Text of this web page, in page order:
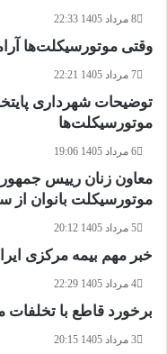
8 مرداد 1405 22:33
وقتی موتورسیکلت‌ها
7 مرداد 1405 22:21
توضیحات شهرداری
موتورسیکلت‌ها
6 مرداد 1405 19:06
معاون زنان رییس
موتورسیکلت بانوان
5 مرداد 1405 20:12
خبر مهم بیمه مرکزی
4 مرداد 1405 22:29
برخورد قاطع با تخلفات
3 مرداد 1405 20:15